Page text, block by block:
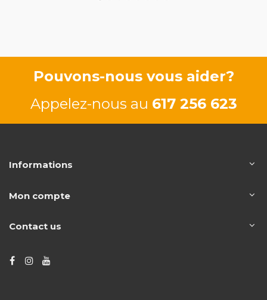
Pouvons-nous vous aider?
Appelez-nous au 617 256 623
Informations
Mon compte
Contact us